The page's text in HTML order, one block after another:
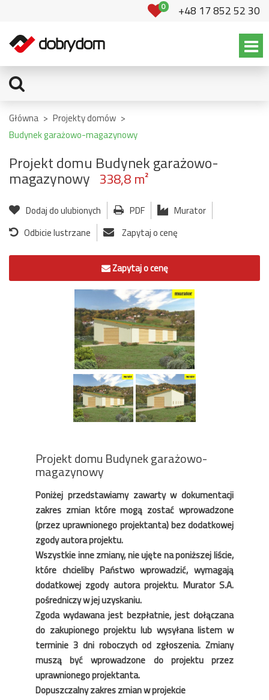
0 +48 17 852 52 30
Główna > Projekty domów >
Budynek garażowo-magazynowy
Projekt domu Budynek garażowo-
magazynowy 338,8 m²
Dodaj do ulubionych PDF
Murator
Odbicie lustrzane
Zapytaj o cenę
Zapytaj o cenę
Projekt domu Budynek garażowo-
magazynowy
Poniżej przedstawiamy zawarty w dokumentacji
zakres zmian które mogą zostać wprowadzone
(przez uprawnionego projektanta) bez dodatkowej
zgody autora projektu.
Wszystkie inne zmiany, nie ujęte na poniższej liście,
które chcieliby Państwo wprowadzić, wymagają
dodatkowej zgody autora projektu. Murator S.A.
pośredniczy w jej uzyskaniu.
Zgoda wydawana jest bezpłatnie, jest dołączana
do zakupionego projektu lub wysyłana listem w
terminie 3 dni roboczych od zgłoszenia. Zmiany
muszą być wprowadzone do projektu przez
uprawnionego projektanta.
Dopuszczalny zakres zmian w projekcie